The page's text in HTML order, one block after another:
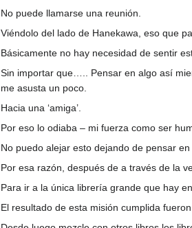
No puede llamarse una reunión.
Viéndolo del lado de Hanekawa, eso que
Básicamente no hay necesidad de sentir
Sin importar que….. Pensar en algo así
me asusta un poco.
Hacia una ‘amiga’.
Por eso lo odiaba – mi fuerza como ser
No puedo alejar esto dejando de pensar en
Por esa razón, después de a través de la
Para ir a la única librería grande que hay
El resultado de esta misión cumplida